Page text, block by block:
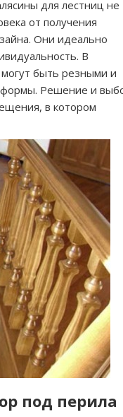
для лестниц не
от получения
Они идеально
В
быть резными и
формы. Решение и
в котором
под перила